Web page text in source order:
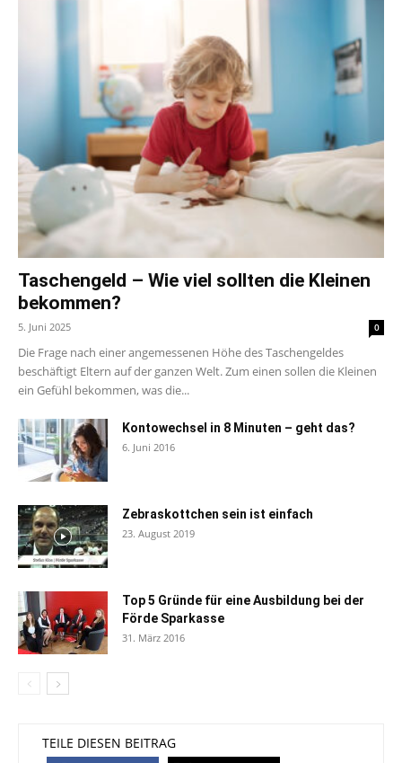
Taschengeld – Wie viel sollten die Kleinen
bekommen?
5. Juni 2025 0
Die Frage nach einer angemessenen Höhe des Taschengeldes
beschäftigt Eltern auf der ganzen Welt. Zum einen sollen die Kleinen
ein Gefühl bekommen, was die...
Kontowechsel in 8 Minuten – geht das?
6. Juni 2016
Zebraskottchen sein ist einfach
23. August 2019
Top 5 Gründe für eine Ausbildung bei der
Förde Sparkasse
31. März 2016
TEILE DIESEN BEITRAG